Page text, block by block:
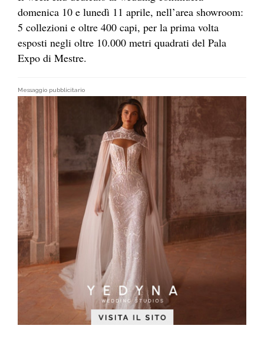
domenica 10 e lunedì 11 aprile, nell’area showroom:
5 collezioni e oltre 400 capi, per la prima volta
esposti negli oltre 10.000 metri quadrati del Pala
Expo di Mestre.
Messaggio pubblicitario